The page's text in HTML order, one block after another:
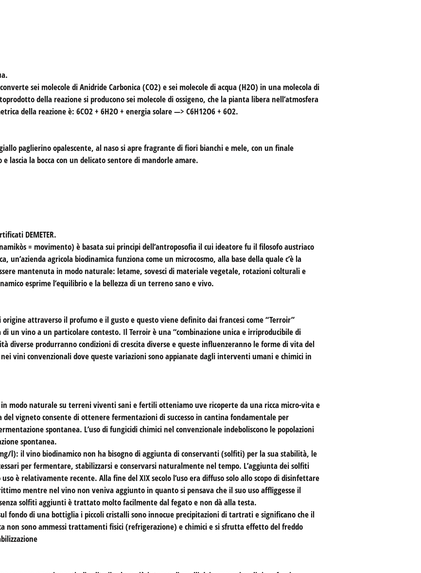
sei molecole di Anidride Carbonica (CO2) e sei molecole di acqua (H2O) in una molecola di
della reazione si producono sei molecole di ossigeno, che la pianta libera nell’atmosfera
della reazione è: 6CO2 + 6H2O + energia solare —> C6H12O6 + 6O2.
paglierino opalescente, al naso si apre fragrante di fiori bianchi e mele, con un finale
lascia la bocca con un delicato sentore di mandorle amare.
DEMETER.
= movimento) è basata sui principi dell’antroposofia il cui ideatore fu il filosofo austriaco
un’azienda agricola biodinamica funziona come un microcosmo, alla base della quale c’è la
mantenuta in modo naturale: letame, sovesci di materiale vegetale, rotazioni colturali e
esprime l’equilibrio e la bellezza di un terreno sano e vivo.
attraverso il profumo e il gusto e questo viene definito dai francesi come “Terroir”
un vino a un particolare contesto. Il Terroir è una “combinazione unica e irriproducibile di
diverse produrranno condizioni di crescita diverse e queste influenzeranno le forme di vita del
vini convenzionali dove queste variazioni sono appianate dagli interventi umani e chimici in
in modo naturale su terreni viventi sani e fertili otteniamo uve ricoperte da una ricca micro-vita e
del vigneto consente di ottenere fermentazioni di successo in cantina fondamentale per
spontanea. L’uso di fungicidi chimici nel convenzionale indeboliscono le popolazioni
spontanea.
mg/l): il vino biodinamico non ha bisogno di aggiunta di conservanti (solfiti) per la sua stabilità, le
per fermentare, stabilizzarsi e conservarsi naturalmente nel tempo. L’aggiunta dei solfiti
è relativamente recente. Alla fine del XIX secolo l’uso era diffuso solo allo scopo di disinfettare
mentre nel vino non veniva aggiunto in quanto si pensava che il suo uso affliggesse il
solfiti aggiunti è trattato molto facilmente dal fegato e non dà alla testa.
sul fondo di una bottiglia i piccoli cristalli sono innocue precipitazioni di tartrati e significano che il
non sono ammessi trattamenti fisici (refrigerazione) e chimici e si sfrutta effetto del freddo